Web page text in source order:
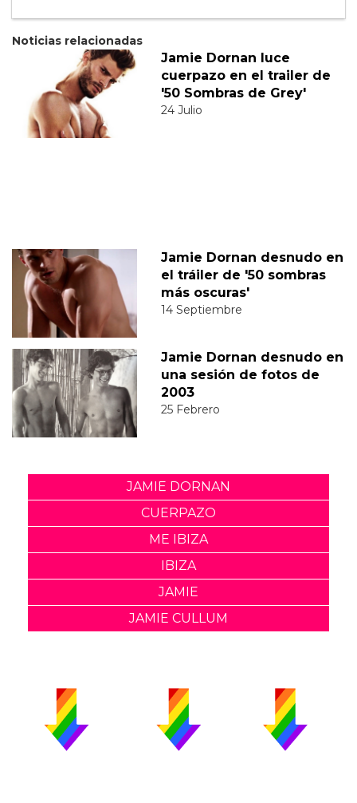
Noticias relacionadas
Jamie Dornan luce
cuerpazo en el trailer de
'50 Sombras de Grey'
24 Julio
Jamie Dornan desnudo en
el tráiler de '50 sombras
más oscuras'
14 Septiembre
Jamie Dornan desnudo en
una sesión de fotos de
2003
25 Febrero
JAMIE DORNAN
CUERPAZO
ME IBIZA
IBIZA
JAMIE
JAMIE CULLUM